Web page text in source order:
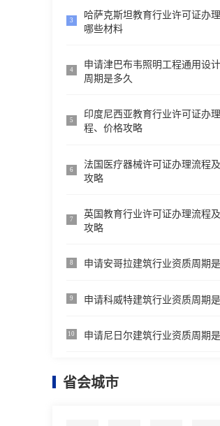
3
哈萨克斯坦教育行业许可证办
哪些材料
4
申请津巴布韦照明工程通用设
周期是多久
5
印度尼西亚教育行业许可证办
程、价格攻略
6
法国医疗器械许可证办理流程
攻略
7
英国教育行业许可证办理流程
攻略
8 申请安哥拉建筑行业资质周期
9 申请科威特建筑行业资质周期
10 申请尼日尔建筑行业资质周期
省会城市